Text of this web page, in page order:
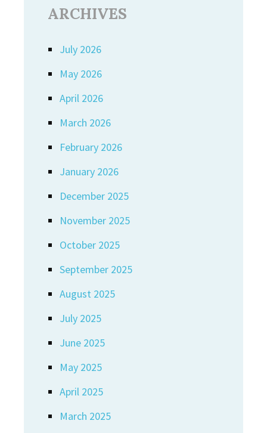
ARCHIVES
July 2026
May 2026
April 2026
March 2026
February 2026
January 2026
December 2025
November 2025
October 2025
September 2025
August 2025
July 2025
June 2025
May 2025
April 2025
March 2025